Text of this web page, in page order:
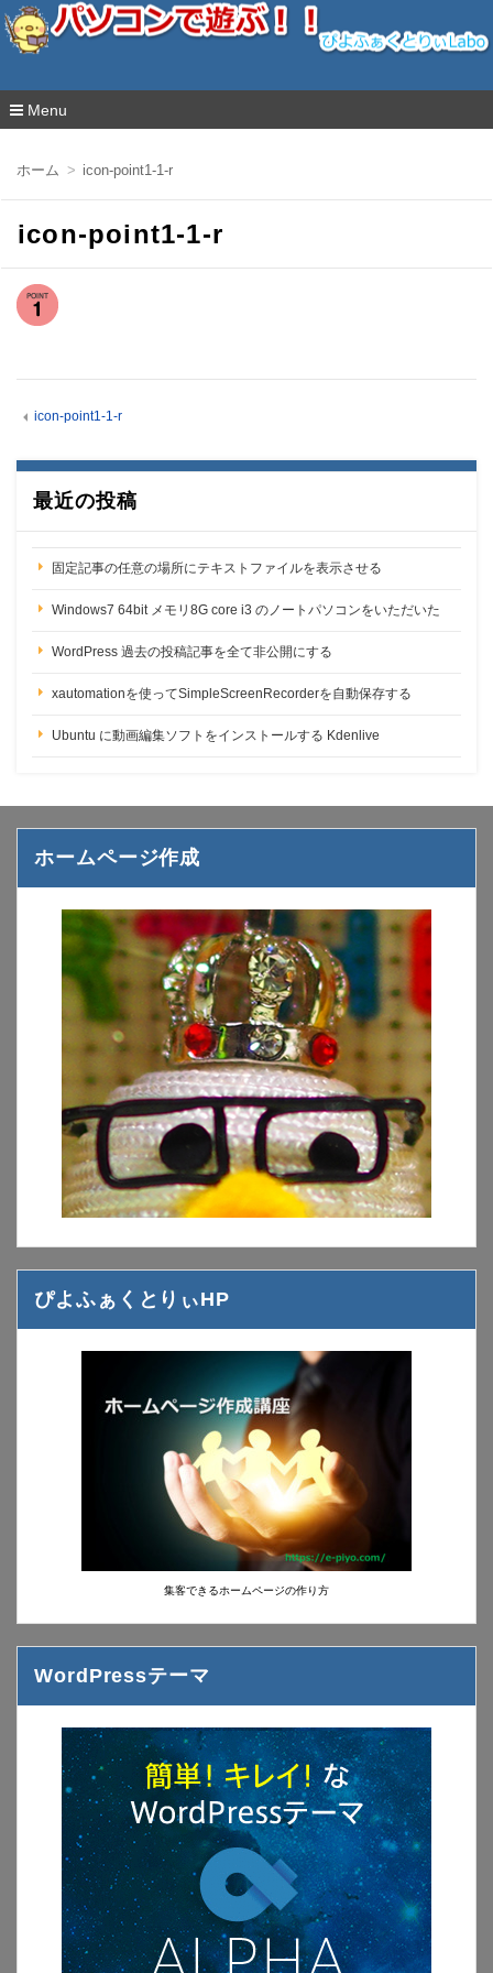
ぴよふぁくとりぃLabo
Menu
ン
ホーム icon-point1-1-r
icon-point1-1-r
icon-point1-1-r
最近の投稿
固定記事の任意の場所にテキストファイルを表示させる
Windows7 64bit メモリ8G core i3 のノートパソコンをいただいた
WordPress 過去の投稿記事を全て非公開にする
xautomationを使ってSimpleScreenRecorderを自動保存する
Ubuntu に動画編集ソフトをインストールする Kdenlive
ホームページ作成
ぴよふぁくとりぃHP
集客できるホームページの作り方
WordPressテーマ